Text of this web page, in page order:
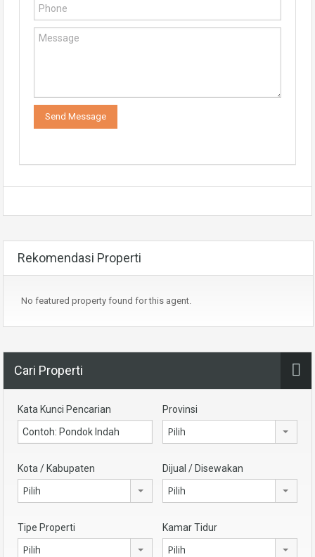
Rekomendasi Properti
No featured property found for this agent.
Cari Properti
Kata Kunci Pencarian Provinsi
Pilih
Kota / Kabupaten
Pilih
Dijual / Disewakan
Pilih
Tipe Properti
Pilih
Kamar Tidur
Pilih